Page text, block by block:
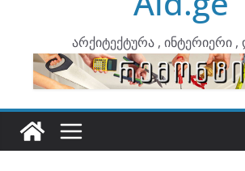
არტემიდი წარმოგიდგენთ
არქიტექტურა , ინტერიერი ,